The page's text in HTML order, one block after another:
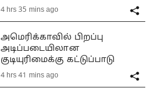
4 hrs 35 mins ago
அமெரிக்காவில் பிறப்பு
அடிப்படையிலான
குடியுரிமைக்கு கட்டுப்பாடு
4 hrs 41 mins ago